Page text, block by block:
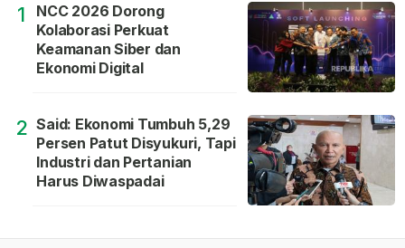
1
NCC 2026 Dorong
Kolaborasi Perkuat
Keamanan Siber dan
Ekonomi Digital
2 Said: Ekonomi Tumbuh 5,29
Persen Patut Disyukuri, Tapi
Industri dan Pertanian
Harus Diwaspadai